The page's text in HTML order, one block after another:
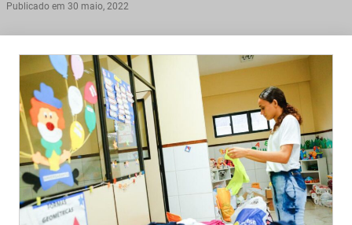
Publicado em 30 maio, 2022